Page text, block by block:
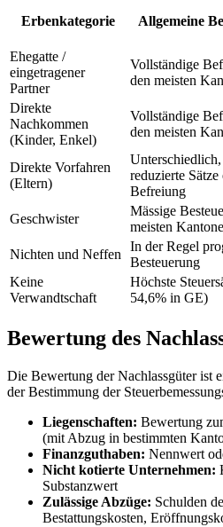
Erbenkategorie Allgemeine
Ehegatte /
eingetragener
Partner
Vollständige
den meisten
Direkte
Nachkommen
(Kinder, Enkel)
Vollständige
den meisten
Direkte Vorfahren
(Eltern)
reduzierte Sätze
Befreiung
Geschwister
Mässige
meisten
Nichten und Neffen
In der Regel
Besteuerung
Keine
Verwandtschaft
Höchste
54,6% in GE)
Bewertung des
Die Bewertung der Nachlassgüter ist
der Bestimmung der
Liegenschaften: Bewertung
(mit Abzug in bestimmten
Finanzguthaben: Nennwert
Nicht kotierte Unternehmen:
Substanzwert
Zulässige Abzüge: Schulden
Bestattungskosten,